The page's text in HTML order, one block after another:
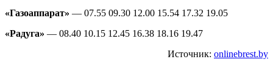
«Газоаппарат» — 07.55 09.30 12.00 15.54 17.32 19.05
«Радуга» — 08.40 10.15 12.45 16.38 18.16 19.47
Источник: onlinebrest.by